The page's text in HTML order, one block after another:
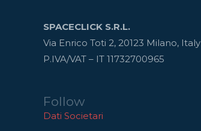
SPACECLICK S.R.L.
Via Enrico Toti 2, 20123 Milano, Italy
P.IVA/VAT – IT 11732700965
Follow
Dati Societari